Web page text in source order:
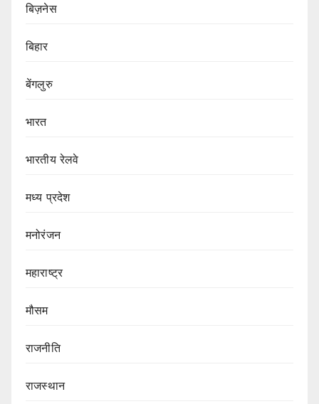
बिज़नेस
बिहार
बेंगलुरु
भारत
भारतीय रेलवे
मध्य प्रदेश
मनोरंजन
महाराष्ट्र
मौसम
राजनीति
राजस्थान